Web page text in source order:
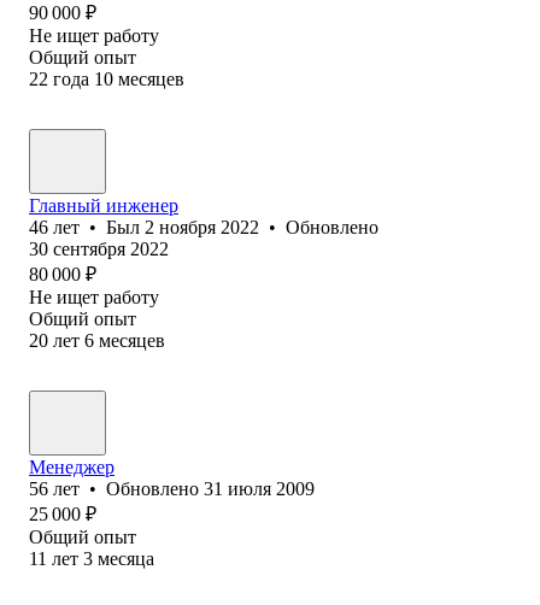
90 000 ₽
Не ищет работу
Общий опыт
22 года 10 месяцев
Главный инженер
46 лет • Был 2 ноября 2022 • Обновлено
30 сентября 2022
80 000 ₽
Не ищет работу
Общий опыт
20 лет 6 месяцев
Менеджер
56 лет • Обновлено 31 июля 2009
25 000 ₽
Общий опыт
11 лет 3 месяца